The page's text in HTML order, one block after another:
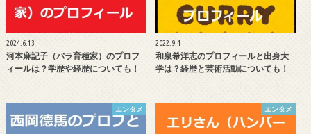
2024.6.13
河本麻記子（バラ育種家）のプロフ
ィールは？学歴や経歴についても！
2022.9.4
和泉希洋志のプロフィールと出身大
学は？経歴と芸術活動についても！
エンタメ エンタメ